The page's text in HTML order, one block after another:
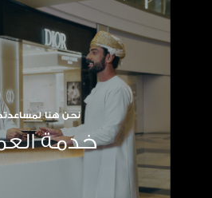
نحن هنا
خدمة